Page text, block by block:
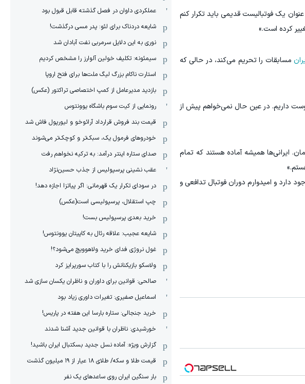
یک فوتبالیست قدیمی باید تکرار کنم
کرده است.»
مسابقات را تحریم می‌کند، در حالی که
داریم. در عین حال نمی‌خواهم پیش از
ایرانی‌ها همیشه آماده هستند که تمام
دارد و امیدوارم دوران فوتبال تدافعی و
عملکردی داوان در فصل گذشته قابل قبول بود
شایعه دردناک برای لئو: پدر مسی درگذشت!
نوری به این دلایل سرمربی نفت آبادان شد
سیمئونه: تکلیف خولین آلوارز را مشخص کردیم
استارت ناکام بزرگ لیگ ملت‌ها برای فتح اروپا
بازدید مدیرعامل از کمپ اختصاصی تراکتور (عکس)
رونمایی از کیت سوم باشگاه یوونتوس
قیمت بند فروش قرارداد آرائوخو و لیورپول فاش شد
خودروهای فرمول یک، سبک‌تر و کوچک‌تر می‌شوند
صدای ستاره اینتر درآمد: به ترکیه نخواهم رفت
عقب نشینی پرسپولیس از جذب حسین‌نژاد
در سودای تکرار یک قهرمانی: اگر پیاتزا اجازه دهد!
چپ استقلال، پرسپولیسی است(عکس)
خرید بعدی پرسپولیس بست!
شایعه عجیب: علاقه رئال به کاپیتان یوونتوس!
غول نروژی فدای خرید ولاهوویچ می‌شود؟!
ولاسکو بازیکنانش را با کتاب سورپرایز کرد
صالحی: قوانین برای داوران و ناظران یکسان سازی شد
اسماعیل صفیری: تغیرات داوری زیاد بود
خرید جنجالی: ستاره بارسا این هفته در پاریس!
خورشیدی: ناظران با قوانین جدید آشنا شدند
گزارش ویژه‌: آماده نسل جدید بسکتبال ایران باشید!
قیمت طلا و سکه/ طلای ۱۸ عیار از ۱۹ میلیون گذشت
بار سنگین ایران روی ساعدهای یک نفر